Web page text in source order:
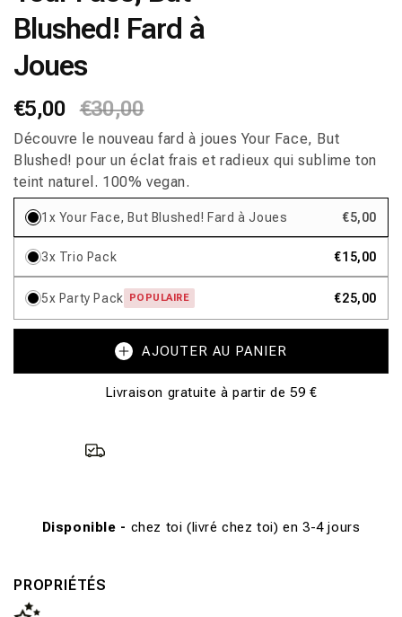
fenêtre
modale
Blushed! Fard à
Joues
Prix
habituel
€5,00 Prix
promotionnel
€30,00
Découvre le nouveau fard à joues Your Face, But
Blushed! pour un éclat frais et radieux qui sublime ton
teint naturel. 100% vegan.
1x Your Face, But Blushed! Fard à Joues €5,00
3x Trio Pack €15,00
5x Party Pack POPULAIRE €25,00
AJOUTER AU PANIER
Livraison gratuite à partir de 59 €
Disponible - chez toi (livré chez toi) en 3-4 jours
PROPRIÉTÉS